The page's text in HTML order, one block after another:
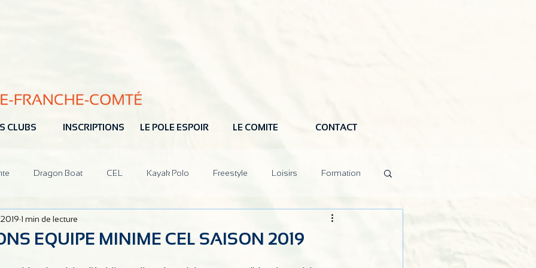
CLUBS INSCRIPTIONS LE POLE ESPOIR LE COMITE CONTACT
Dragon Boat CEL Kayak Polo Freestyle Loisirs Formation
CoDir
EQUIPE MINIME CEL SAISON 2019
1 min de lecture